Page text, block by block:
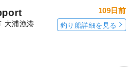
大浦漁港
109日前
釣り船詳細を見る